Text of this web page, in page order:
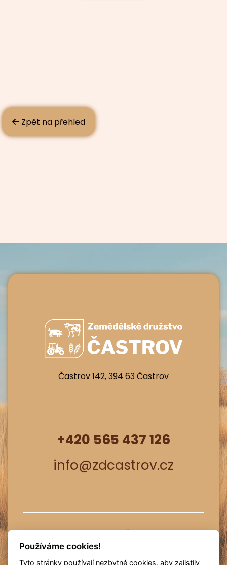
Zpět na přehled
Častrov 142, 394 63 Častrov
+420 565 437 126
info@zdcastrov.cz
© Zemědělské družstvo Častrov - všechna
práva vyhrazena
Cookies
Created by AVT design - tvorba
Používáme cookies!
Tyto stránky používají nezbytné cookies, aby zajistily